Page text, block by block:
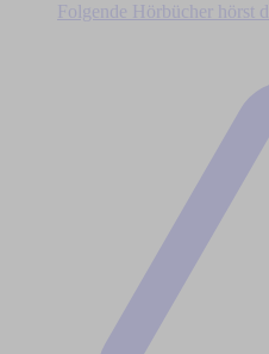
Folgende Hörbücher hörst